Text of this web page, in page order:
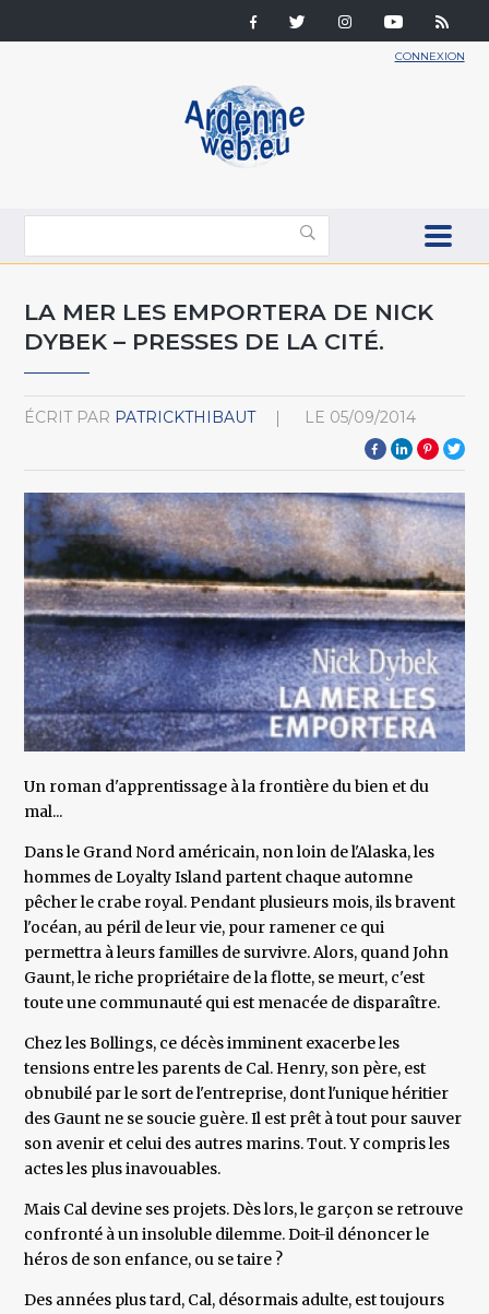
CONNEXION
LA MER LES EMPORTERA DE NICK
DYBEK – PRESSES DE LA CITÉ.
ÉCRIT PAR PATRICKTHIBAUT LE 05/09/2014
Un roman d'apprentissage à la frontière du bien et du
mal...
Dans le Grand Nord américain, non loin de l'Alaska, les
hommes de Loyalty Island partent chaque automne
pêcher le crabe royal. Pendant plusieurs mois, ils bravent
l'océan, au péril de leur vie, pour ramener ce qui
permettra à leurs familles de survivre. Alors, quand John
Gaunt, le riche propriétaire de la flotte, se meurt, c'est
toute une communauté qui est menacée de disparaître.
Chez les Bollings, ce décès imminent exacerbe les
tensions entre les parents de Cal. Henry, son père, est
obnubilé par le sort de l'entreprise, dont l'unique héritier
des Gaunt ne se soucie guère. Il est prêt à tout pour sauver
son avenir et celui des autres marins. Tout. Y compris les
actes les plus inavouables.
Mais Cal devine ses projets. Dès lors, le garçon se retrouve
confronté à un insoluble dilemme. Doit-il dénoncer le
héros de son enfance, ou se taire ?
Des années plus tard, Cal, désormais adulte, est toujours